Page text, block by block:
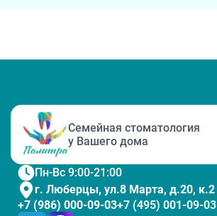
Семейная стоматология
у Вашего дома
Пн-Вс 9:00-21:00
г. Люберцы, ул.8 Марта, д.20, к.2
+7 (986) 000-09-03+7 (495) 001-09-03